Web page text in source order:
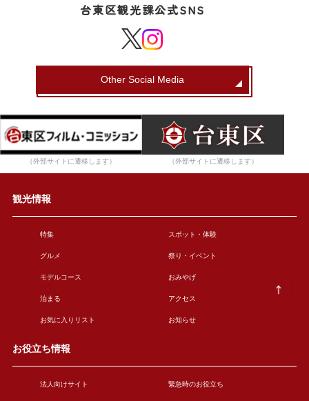
台東区観光課公式SNS
Other Social Media
（外部サイトに遷移します） （外部サイトに遷移します）
観光情報
特集 スポット・体験
グルメ 祭り・イベント
モデルコース おみやげ
泊まる アクセス
お気に入りリスト お知らせ
お役立ち情報
法人向けサイト 緊急時のお役立ち